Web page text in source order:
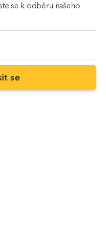
se k odběru našeho